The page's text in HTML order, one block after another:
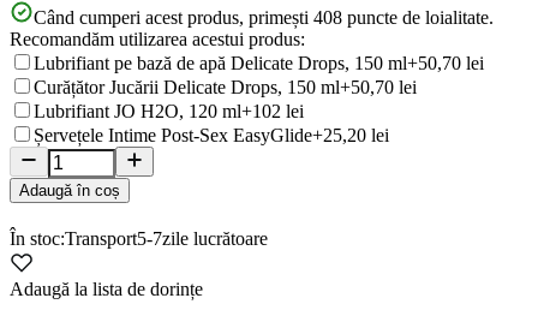
Când cumperi acest produs, primești 408 puncte de loialitate.
Recomandăm utilizarea acestui produs:
Lubrifiant pe bază de apă Delicate Drops, 150 ml+50,70 lei
Curățător Jucării Delicate Drops, 150 ml+50,70 lei
Lubrifiant JO H2O, 120 ml+102 lei
Șervețele Intime Post-Sex EasyGlide+25,20 lei
Adaugă în coș
În stoc:Transport5-7zile lucrătoare
Adaugă la lista de dorințe